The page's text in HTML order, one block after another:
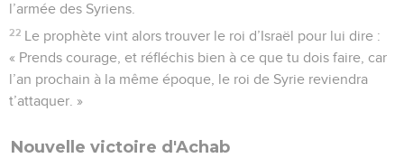
l’armée des Syriens.
22 Le prophète vint alors trouver le roi d’Israël pour lui dire :
« Prends courage, et réfléchis bien à ce que tu dois faire, car
l’an prochain à la même époque, le roi de Syrie reviendra
t’attaquer. »
Nouvelle victoire d'Achab